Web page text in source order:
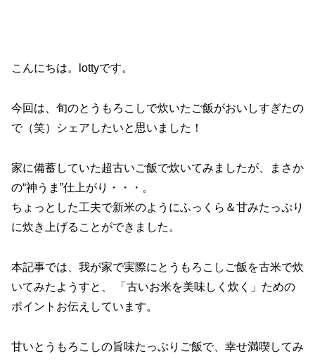
こんにちは。lottyです。
今回は、旬のとうもろこしで炊いたご飯がおいしすぎたの
で（笑）シェアしたいと思いました！
家に備蓄していた超古いご飯で炊いてみましたが、まさか
の“神うま”仕上がり・・・。
ちょっとした工夫で新米のようにふっくら＆甘みたっぷり
に炊き上げることができました。
本記事では、我が家で実際にとうもろこしご飯を古米で炊
いてみたようすと、 「古いお米を美味しく炊く」ための
ポイントお伝えしています。
甘いとうもろこしの旨味たっぷりご飯で、幸せ満喫してみ